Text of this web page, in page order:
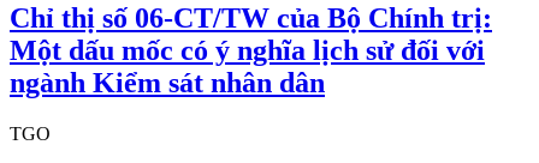
Chỉ thị số 06-CT/TW của Bộ Chính trị:
Một dấu mốc có ý nghĩa lịch sử đối với
ngành Kiểm sát nhân dân
TGO